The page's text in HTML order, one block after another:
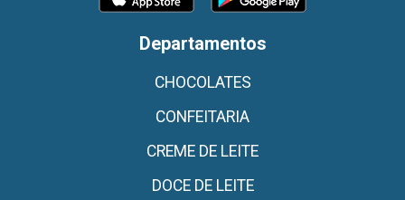
Departamentos
CHOCOLATES
CONFEITARIA
CREME DE LEITE
DOCE DE LEITE